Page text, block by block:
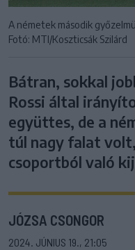
A németek második
Fotó: MTI/Koszticsák Szilárd
Bátran, sokkal
Rossi által
együttes, de a
túl nagy falat
csoportból való
JÓZSA CSONGOR
2024. JÚNIUS 19., 21:05